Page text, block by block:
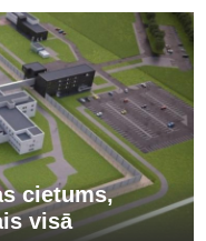
cietums,
visā